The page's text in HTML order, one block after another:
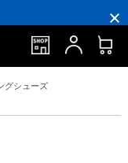
グシューズ